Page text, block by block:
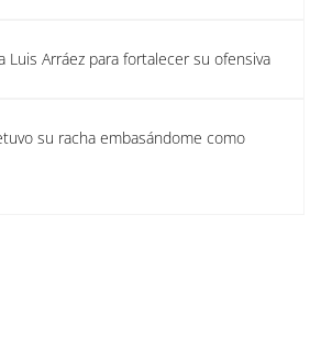
Luis Arráez para fortalecer su ofensiva
su racha embasándome como